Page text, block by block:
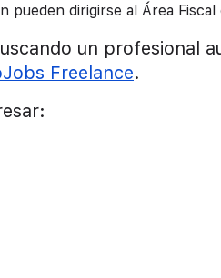
pueden dirigirse al Área Fiscal
un profesional
Freelance.